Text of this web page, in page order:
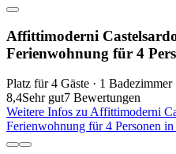
Affittimoderni
Ferienwohnung für 4
Platz für 4 Gäste · 1 Badezimmer
8,4Sehr gut7 Bewertungen
Weitere Infos zu Affittimoderni
Ferienwohnung für 4 Personen in